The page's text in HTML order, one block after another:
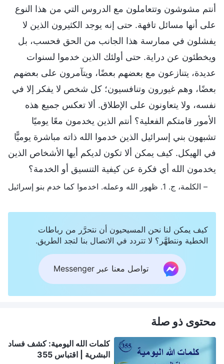
أنتم مشوشون وتتعاملون مع الدروس التي من هذا النوع
على أنها مسائل تافهة. حتى إنه يوجد الكثيرون الذين لا
يفشلون في ممارسة هذا الجانب من الحق فحسب، بل
ويخطئون عن دراية. حتى أولئك الذين خدموا لسنوات
عديدة، يتنازعون مع بعضهم بعضًا، ويتآمرون على بعضهم
بعضًا، وهم غيورون وتنافسيون؛ كل شخص لا يفكر إلا في
نفسه، ولا يتعاونون على الإطلاق. ألا تعكس جميع هذه
الأمور قامتكم الفعلية؟ أنتم الذين يخدمون معًا يوميًا
تشبهون بني إسرائيل الذين خدموا الله ذاته مباشرة يوميًّا
في الهيكل. كيف يمكن ألا تكون لديكم أيها الأشخاص الذين
يخدمون الله أي فكرة عن كيفية التنسيق أو الخدمة؟
– الكلمة، ج. 1. ظهور الله وعمله. اخدموا كما خدم بنو إسرائيل
كيف يمكن لنا نحن المسيحيون أن نتحرَّر من رباطات
الخطية ونتطهَّر؟ لا تتردد في الاتصال بنا لتجد الطريق.
تواصل معنا عبر Messenger
محتوى ذو صلة
كلمات الله اليومية: كشف فساد
البشرية | اقتباس 355